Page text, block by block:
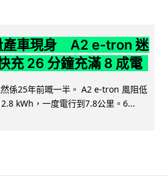
產車現身 A2 e-tron 迷
26 分鐘充滿 8 成電
係25年前嘅一半。 A2 e-tron 風阻低
kWh，一度電行到7.8公里。6...